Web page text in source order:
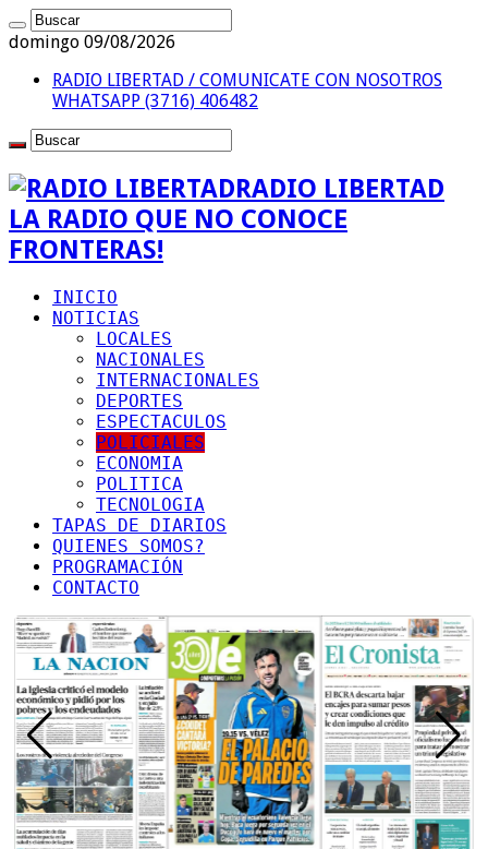
domingo 09/08/2026
RADIO LIBERTAD / COMUNICATE CON NOSOTROS
WHATSAPP (3716) 406482
RADIO LIBERTAD
LA RADIO QUE NO CONOCE
FRONTERAS!
INICIO
NOTICIAS
LOCALES
NACIONALES
INTERNACIONALES
DEPORTES
ESPECTACULOS
POLICIALES
ECONOMIA
POLITICA
TECNOLOGIA
TAPAS DE DIARIOS
QUIENES SOMOS?
PROGRAMACIÓN
CONTACTO